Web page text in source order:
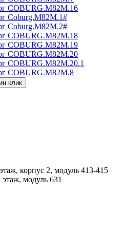
клик
корпус 2, модуль 413-415
модуль 631